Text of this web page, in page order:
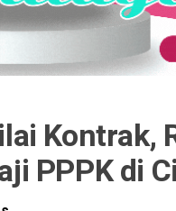
Kontrak,
PPPK di